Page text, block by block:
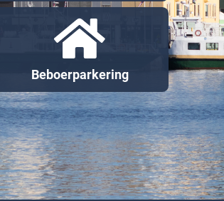
Beboerparkering